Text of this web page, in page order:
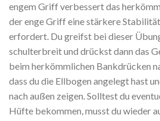
engem Griff verbessert das
der enge Griff eine stärkere
erfordert. Du greifst bei dieser
schulterbreit und drückst dann das
beim herkömmlichen Bankdrücken
dass du die Ellbogen angelegt hast
nach außen zeigen. Solltest du
Hüfte bekommen, musst du wieder